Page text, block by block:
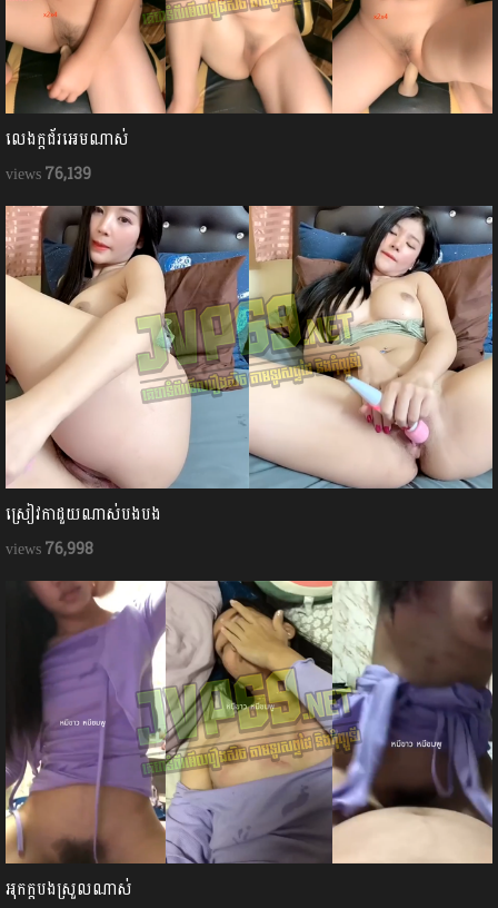
លេងក្ដជ័រអេមណាស់
76,139
ស្រៀវកាដួយណាស់បងបង
76,998
អុកក្ដបងស្រួលណាស់